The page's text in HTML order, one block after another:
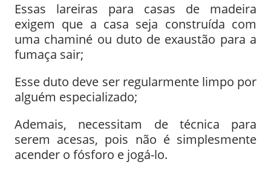
Essas lareiras para casas de madeira
exigem que a casa seja construída com
uma chaminé ou duto de exaustão para a
fumaça sair;
Esse duto deve ser regularmente limpo por
alguém especializado;
Ademais, necessitam de técnica para
serem acesas, pois não é simplesmente
acender o fósforo e jogá-lo.